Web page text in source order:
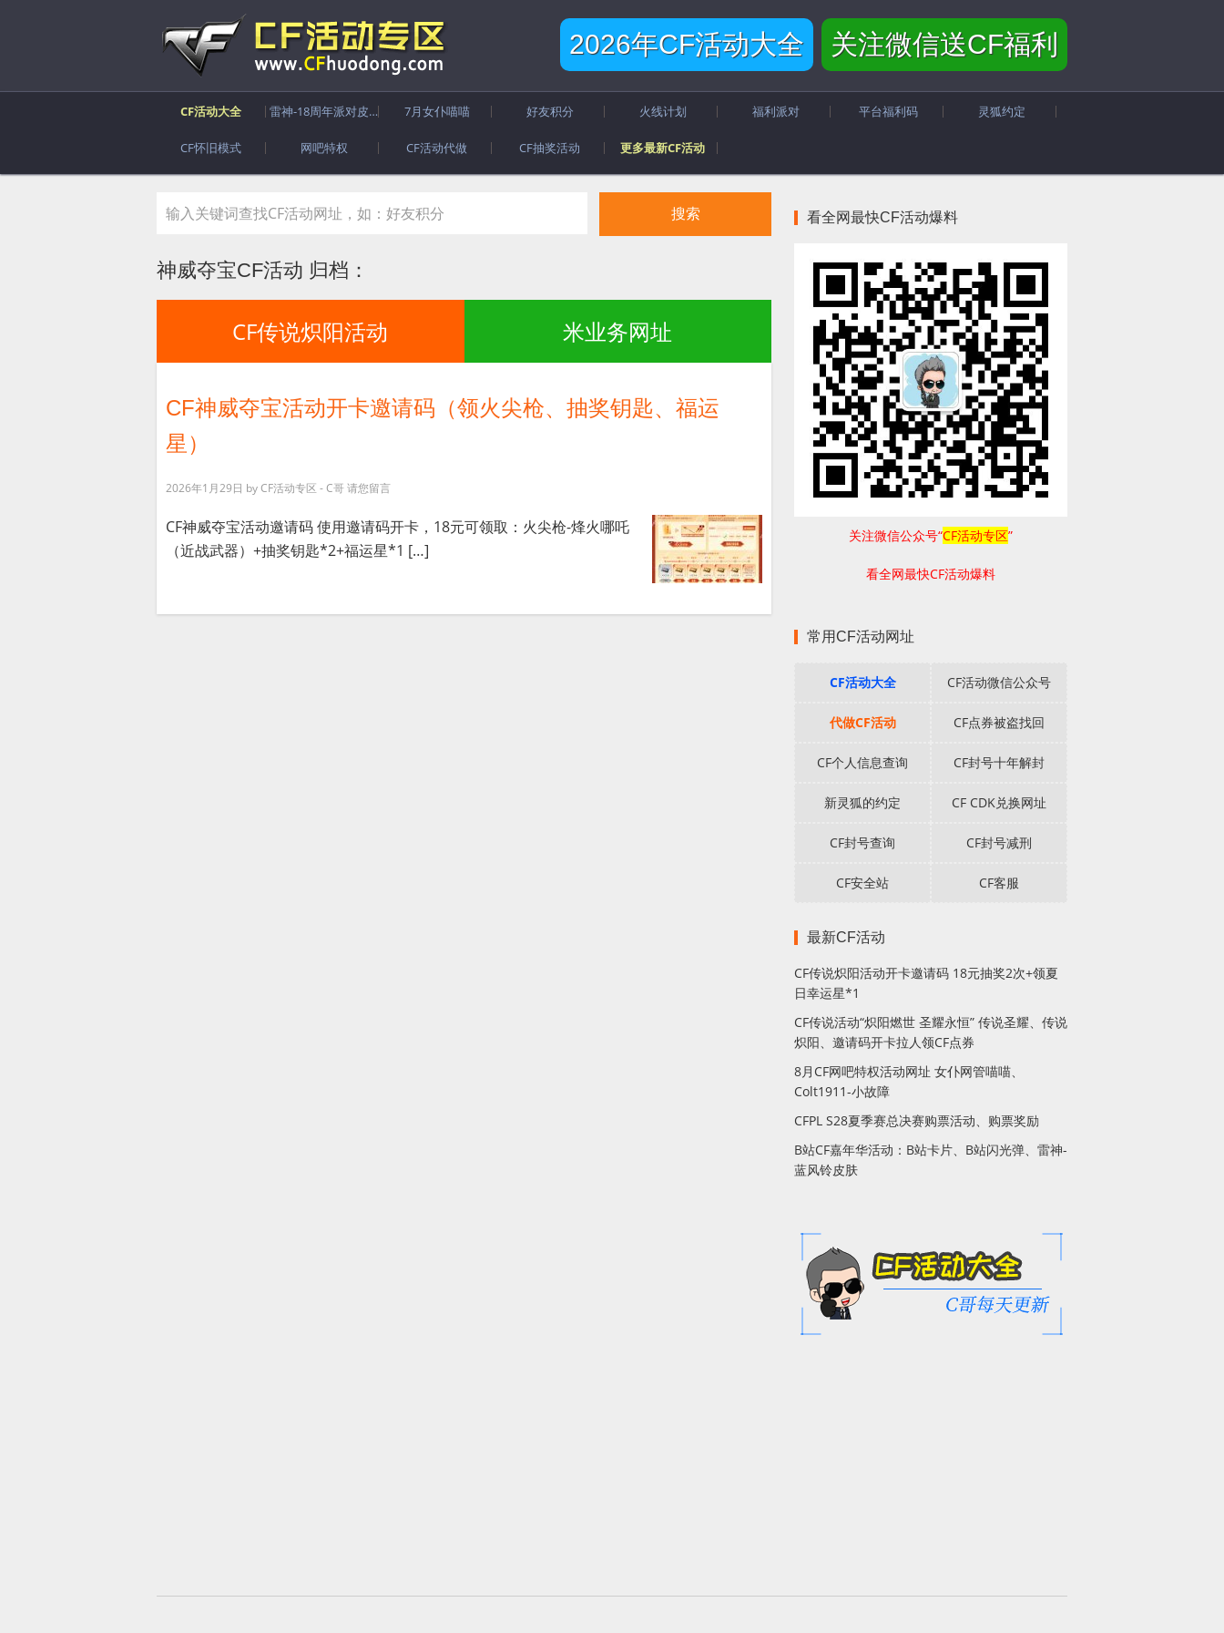
2026年CF活动大全 关注微信送CF福利
CF活动大全 雷神-18周年派对皮肤 7月女仆喵喵 好友积分 火线计划 福利派对 平台福利码 灵狐约定
CF怀旧模式 网吧特权 CF活动代做 CF抽奖活动 更多最新CF活动
神威夺宝CF活动 归档：
CF传说炽阳活动 米业务网址
CF神威夺宝活动开卡邀请码（领火尖枪、抽奖钥匙、福运
星）
2026年1月29日 byCF活动专区 - C哥请您留言
CF神威夺宝活动邀请码 使用邀请码开卡，18元可领取：火尖枪-烽火哪吒
（近战武器）+抽奖钥匙*2+福运星*1 […]
看全网最快CF活动爆料
关注微信公众号“CF活动专区”
看全网最快CF活动爆料
常用CF活动网址
CF活动大全 CF活动微信公众号
代做CF活动 CF点券被盗找回
CF个人信息查询 CF封号十年解封
新灵狐的约定 CF CDK兑换网址
CF封号查询 CF封号减刑
CF安全站 CF客服
最新CF活动
CF传说炽阳活动开卡邀请码 18元抽奖2次+领夏
日幸运星*1
CF传说活动“炽阳燃世 圣耀永恒” 传说圣耀、传说
炽阳、邀请码开卡拉人领CF点券
8月CF网吧特权活动网址 女仆网管喵喵、
Colt1911-小故障
CFPL S28夏季赛总决赛购票活动、购票奖励
B站CF嘉年华活动：B站卡片、B站闪光弹、雷神-
蓝风铃皮肤